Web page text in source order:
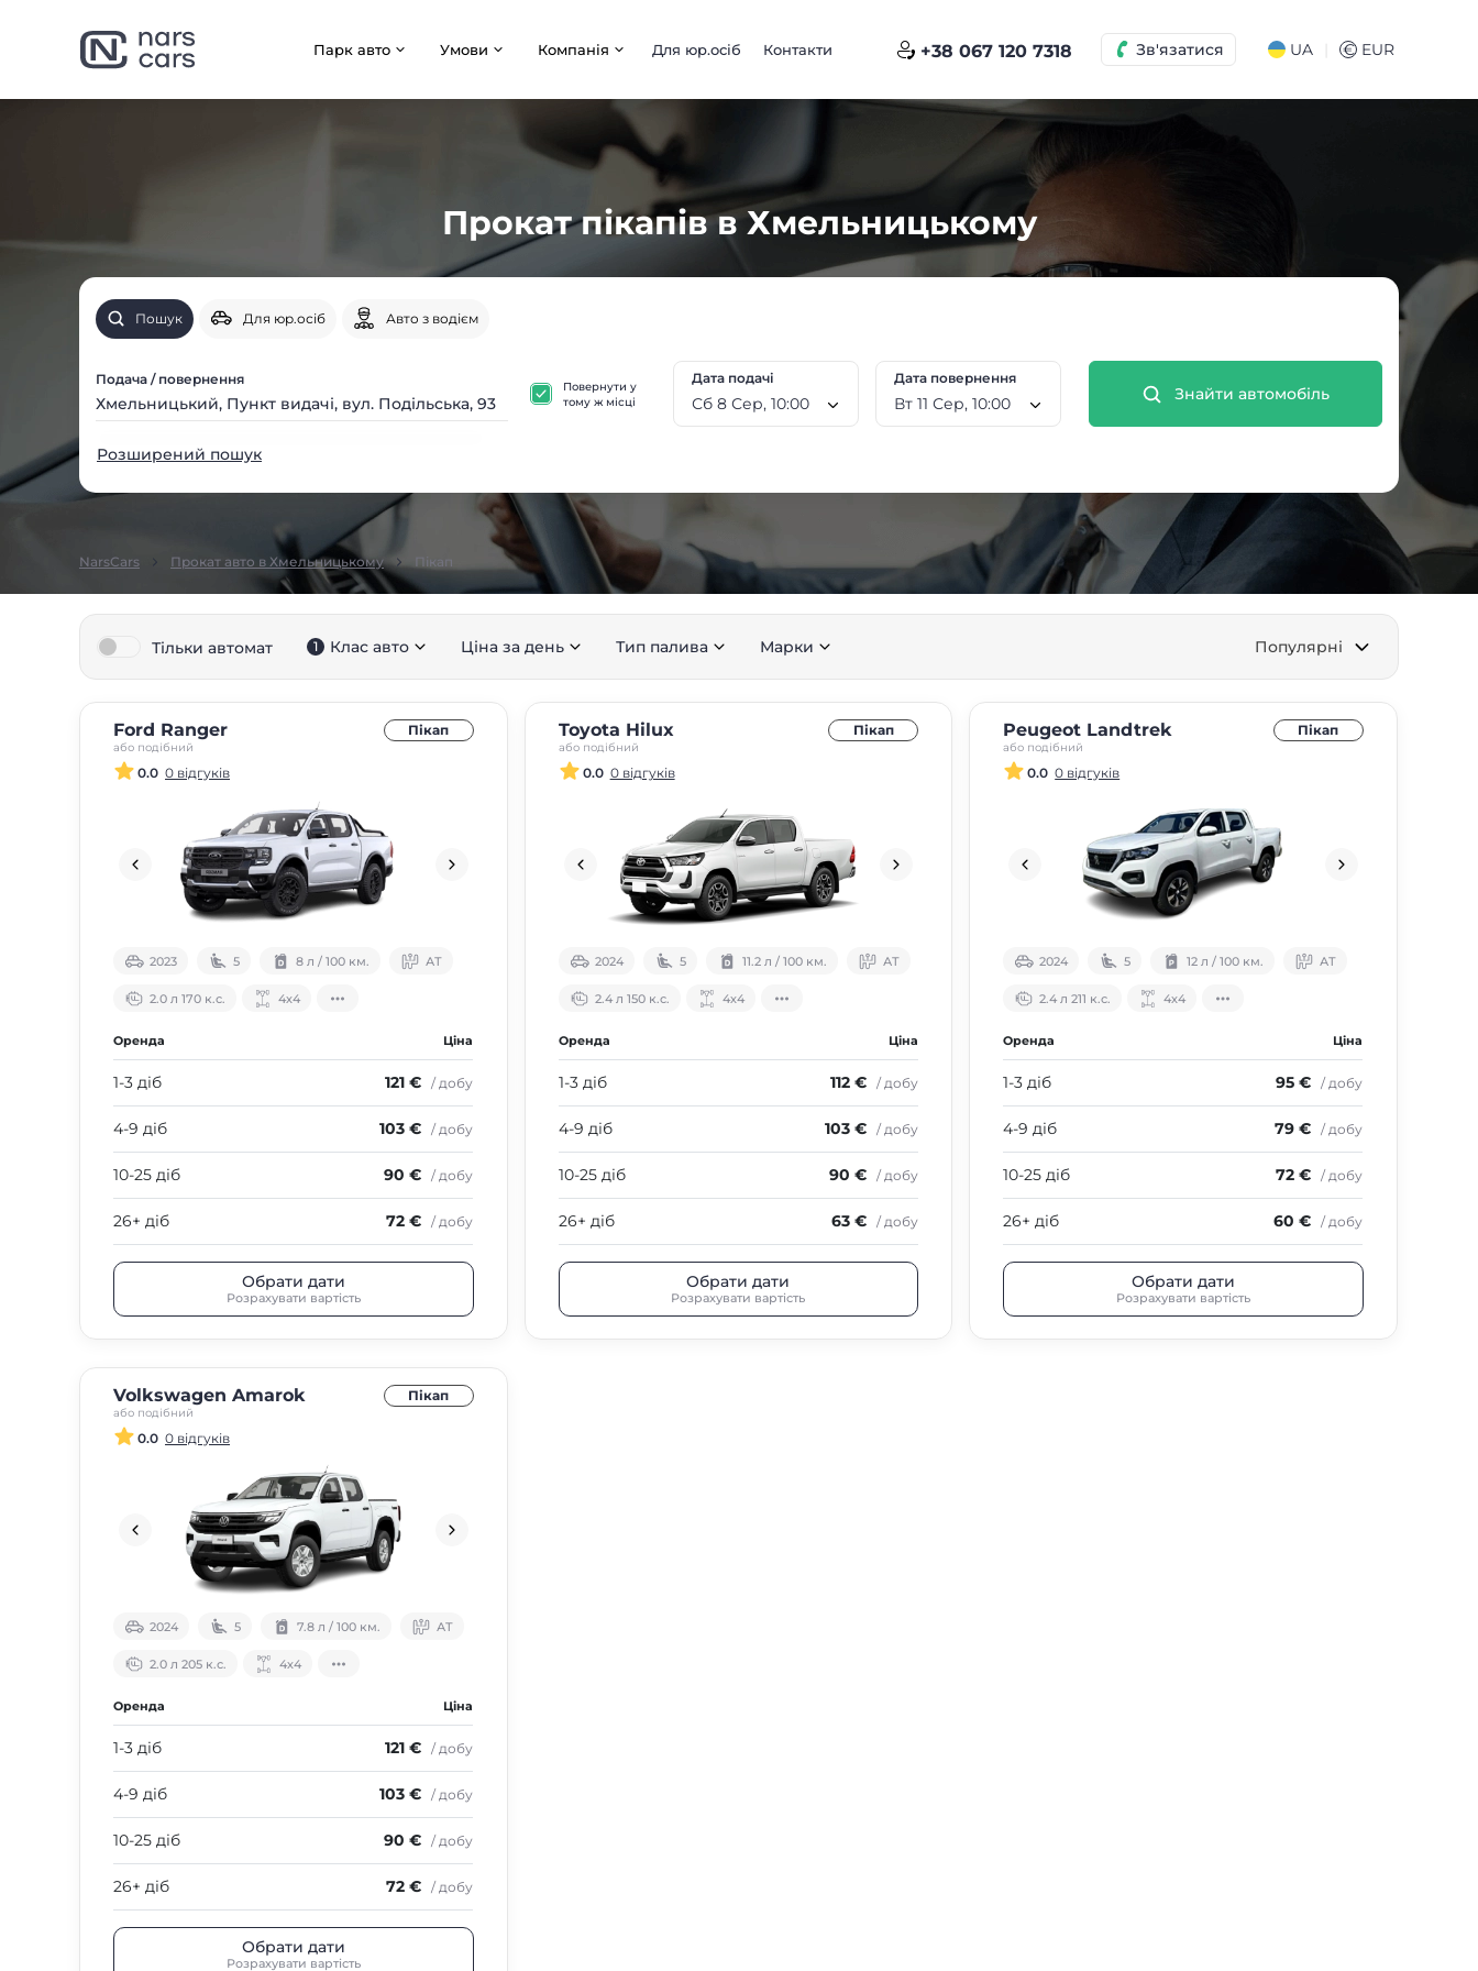
Парк авто Умови Компанія Для юр.осіб Контакти +38 067 120 7318 Зв'язатися UA € EUR
Прокат пікапів в Хмельницькому
Пошук Для юр.осіб Авто з водієм
Подача / повернення
Сб 8 Сер, 10:00
Дата подачі
Вт 11 Сер, 10:00
Дата повернення
Повернути у
тому ж місці
Знайти автомобіль
Розширений пошук
NarsCars Прокат авто в Хмельницькому Пікап
Тільки автомат 1 Клас авто Ціна за день Тип палива Марки Популярні
Ford Ranger
або подібний
Пікап
0.0 0 відгуків
2023 5 8 л / 100 км. АТ
2.0 л 170 к.с. 4х4
Оренда Ціна
1-3 діб 121 € / добу
4-9 діб 103 € / добу
10-25 діб 90 € / добу
26+ діб 72 € / добу
Обрати дати
Розрахувати вартість
Toyota Hilux
або подібний
Пікап
0.0 0 відгуків
2024 5 11.2 л / 100 км. АТ
2.4 л 150 к.с. 4х4
Оренда Ціна
1-3 діб 112 € / добу
4-9 діб 103 € / добу
10-25 діб 90 € / добу
26+ діб 63 € / добу
Обрати дати
Розрахувати вартість
Peugeot Landtrek
або подібний
Пікап
0.0 0 відгуків
2024 5 12 л / 100 км. АТ
2.4 л 211 к.с. 4х4
Оренда Ціна
1-3 діб 95 € / добу
4-9 діб 79 € / добу
10-25 діб 72 € / добу
26+ діб 60 € / добу
Обрати дати
Розрахувати вартість
Volkswagen Amarok
або подібний
Пікап
0.0 0 відгуків
2024 5 7.8 л / 100 км. АТ
2.0 л 205 к.с. 4х4
Оренда Ціна
1-3 діб 121 € / добу
4-9 діб 103 € / добу
10-25 діб 90 € / добу
26+ діб 72 € / добу
Обрати дати
Розрахувати вартість